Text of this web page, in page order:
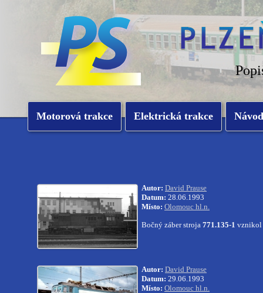
Motorová trakce Elektrická trakce
Autor: David Prause
Datum: 28.06.1993
Místo: Olomouc hl.n.
Bočný záber stroja 771.135-1 vznikol
Autor: David Prause
Datum: 29.06.1993
Místo: Olomouc hl.n.